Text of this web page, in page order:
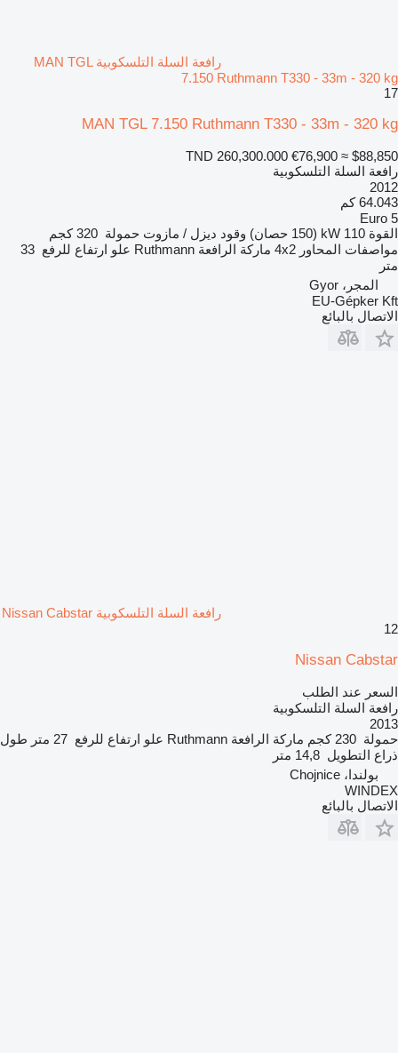
رافعة السلة التلسكوبية MAN TGL
7.150 Ruthmann T330 - 33m - 320 kg
17
MAN TGL 7.150 Ruthmann T330 - 33m - 320 kg
TND 260,300.000 €76,900 ≈ $88,850
رافعة السلة التلسكوبية
2012
64.043 كم
Euro 5
القوة 110 kW (150 حصان) وقود ديزل / مازوت حمولة 320 كجم
مواصفات المحاور 4x2 ماركة الرافعة Ruthmann علو ارتفاع للرفع 33
متر
المجر، Gyor
EU-Gépker Kft
الاتصال بالبائع
رافعة السلة التلسكوبية Nissan Cabstar
12
Nissan Cabstar
السعر عند الطلب
رافعة السلة التلسكوبية
2013
حمولة 230 كجم ماركة الرافعة Ruthmann علو ارتفاع للرفع 27 متر
طول
ذراع التطويل 14,8 متر
بولندا، Chojnice
WINDEX
الاتصال بالبائع